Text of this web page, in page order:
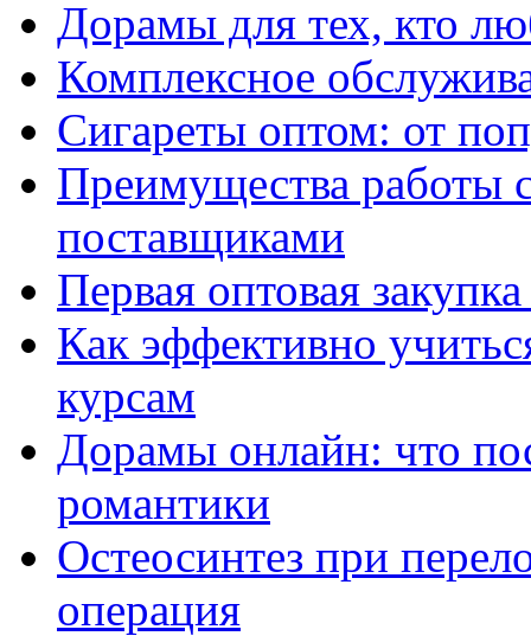
Дорамы для тех, кто
Комплексное
Сигареты оптом: от
Преимущества работы
поставщиками
Первая оптовая
Как эффективно
курсам
Дорамы онлайн: что
романтики
Остеосинтез при
операция